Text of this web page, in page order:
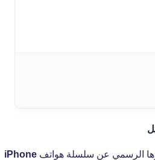
الرسمي عن سلسلة هواتف iPhone